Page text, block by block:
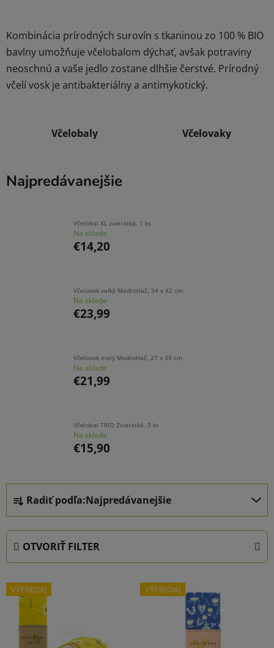
Kombinácia prírodných surovín s tkaninou zo 100 % BIO
bavlny umožňuje včelobalom dýchať, avšak potraviny
neoschnú a vaše jedlo zostane dlhšie čerstvé. Prírodný
včelí vosk je antibakteriálny a antimykotický.
Včelobaly Včelovaky
Najpredávanejšie
Včelobal XL zvieratká, 1 ks
Na sklade
€14,20
Včelovak veľký Modrotlač, 34 x 42 cm
Na sklade
€23,99
Včelovak malý Modrotlač, 27 x 33 cm
Na sklade
€21,99
Včelobal TRIO Zvieratká, 3 ks
Na sklade
€15,90
R
d
e
n
e
p
Radiť podľa:Najpredávanejšie
OTVORIŤ FILTER
V
ý
VÝPREDAJ VÝPREDAJ